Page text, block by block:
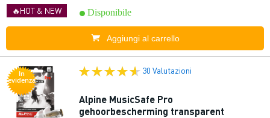
🔥HOT & NEW Disponibile
Aggiungi al carrello
In
evidenza
30 Valutazioni
Alpine MusicSafe Pro
gehoorbescherming transparent